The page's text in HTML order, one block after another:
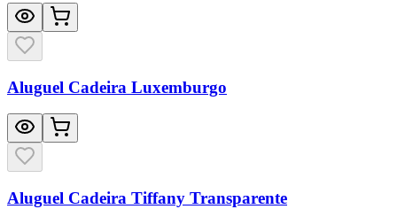
Aluguel Cadeira Luxemburgo
Aluguel Cadeira Tiffany Transparente